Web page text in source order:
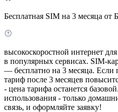
Бесплатная SIM на 3 месяца от
высокоскоростной интернет
в популярных сервисах. SIM-
— бесплатно на 3 месяца. Если
тариф после 3 месяцев
- цена тарифа останется
использования - только
связь, и оформляйте заявку!